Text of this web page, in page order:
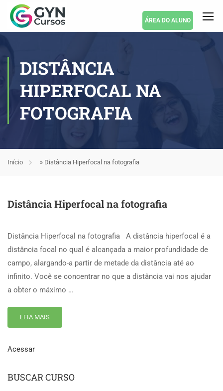
ÁREA DO ALUNO
DISTÂNCIA
HIPERFOCAL NA
FOTOGRAFIA
Início » Distância Hiperfocal na fotografia
Distância Hiperfocal na fotografia
Distância Hiperfocal na fotografia A distância hiperfocal é a
distância focal no qual é alcançada a maior profundidade de
campo, alargando-a partir de metade da distância até ao
infinito. Você se concentrar no que a distância vai nos ajudar
a obter o máximo …
LEIA MAIS
Acessar
BUSCAR CURSO